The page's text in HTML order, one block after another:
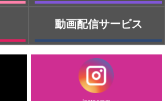
動画配信サービス